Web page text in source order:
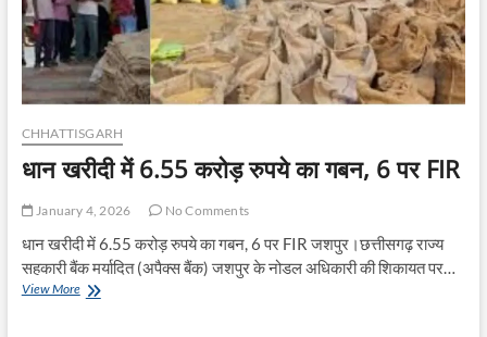
अध्यक्ष
CHHATTISGARH
धान खरीदी में 6.55 करोड़ रुपये का गबन, 6 पर FIR
January 4, 2026 No Comments
धान खरीदी में 6.55 करोड़ रुपये का गबन, 6 पर FIR जशपुर।छत्तीसगढ़ राज्य
सहकारी बैंक मर्यादित (अपैक्स बैंक) जशपुर के नोडल अधिकारी की शिकायत पर…
View Moreधान